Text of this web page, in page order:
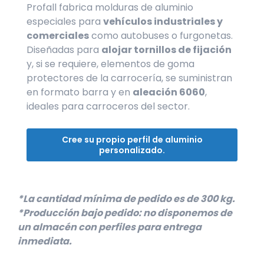
Profall fabrica molduras de aluminio
especiales para vehículos industriales y
comercialescomo autobuses o furgonetas.
Diseñadas para alojar tornillos de fijación
y, si se requiere, elementos de goma
protectores de la carrocería, se suministran
en formato barra y en aleación 6060,
ideales para carroceros del sector.
Cree su propio perfil de aluminio
personalizado.
*La cantidad mínima de pedido es de 300 kg.
*Producción bajo pedido: no disponemos de
un almacén con perfiles para entrega
inmediata.